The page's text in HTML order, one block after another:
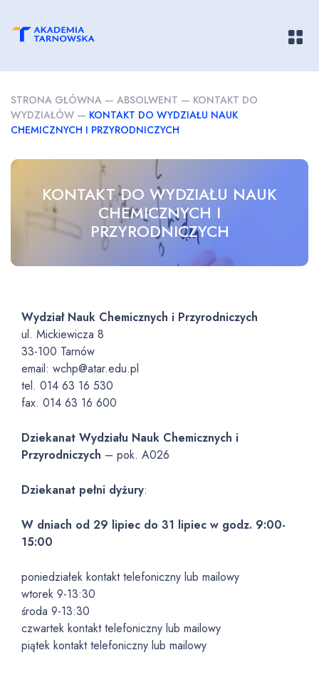
STRONA GŁÓWNA — ABSOLWENT — KONTAKT DO
WYDZIAŁÓW — KONTAKT DO WYDZIAŁU NAUK
CHEMICZNYCH I PRZYRODNICZYCH
KONTAKT DO WYDZIAŁU NAUK
CHEMICZNYCH I
PRZYRODNICZYCH
Wydział Nauk Chemicznych i Przyrodniczych
ul. Mickiewicza 8
33-100 Tarnów
email: wchp@atar.edu.pl
tel. 014 63 16 530
fax. 014 63 16 600
Dziekanat Wydziału Nauk Chemicznych i
Przyrodniczych – pok. A026
Dziekanat pełni dyżury:
W dniach od 29 lipiec do 31 lipiec w godz. 9:00-
15:00
poniedziałek kontakt telefoniczny lub mailowy
wtorek 9-13:30
środa 9-13:30
czwartek kontakt telefoniczny lub mailowy
piątek kontakt telefoniczny lub mailowy